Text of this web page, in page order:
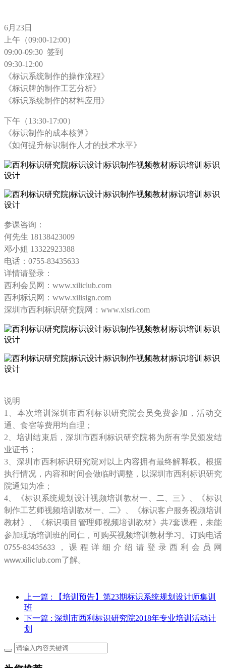
6月23日
上午（09:00-12:00）
09:00-09:30 签到
09:30-12:00
《标识系统制作的操作流程》
《标识牌的制作工艺分析》
《标识系统制作的材料应用》
下午（13:30-17:00）
《标识制作的成本核算》
《如何提升标识制作人才的技术水平》
参课咨询：
何先生 18138423009
邓小姐 13322923388
电话： 0755-83435633
详情请登录：
西利会员网： www.xiliclub.com
西利标识网： www.xilisign.com
深圳市西利标识研究院网： www.xlsri.com
说明
1、本次培训深圳市西利标识研究院会员免费参加，活动交
通、食宿等费用均自理；
2、培训结束后，深圳市西利标识研究院将为所有学员颁发结
业证书；
3、深圳市西利标识研究院对以上内容拥有最终解释权。根据
执行情况，内容和时间会做临时调整，以深圳市西利标识研究
院通知为准；
4、《标识系统规划设计视频培训教材一、二、三》、《标识
制作工艺师视频培训教材一、二》、《标识客户服务视频培训
教材》、《标识项目管理师视频培训教材》共7套课程，未能
参加现场培训班的同仁，可购买视频培训教材学习。订购电话
0755-83435633 ，课程详细介绍请登录西利会员网
www.xiliclub.com了解。
上一篇 : 【培训预告】第23期标识系统规划设计师集训
班
下一篇 : 深圳市西利标识研究院2018年专业培训活动计
划